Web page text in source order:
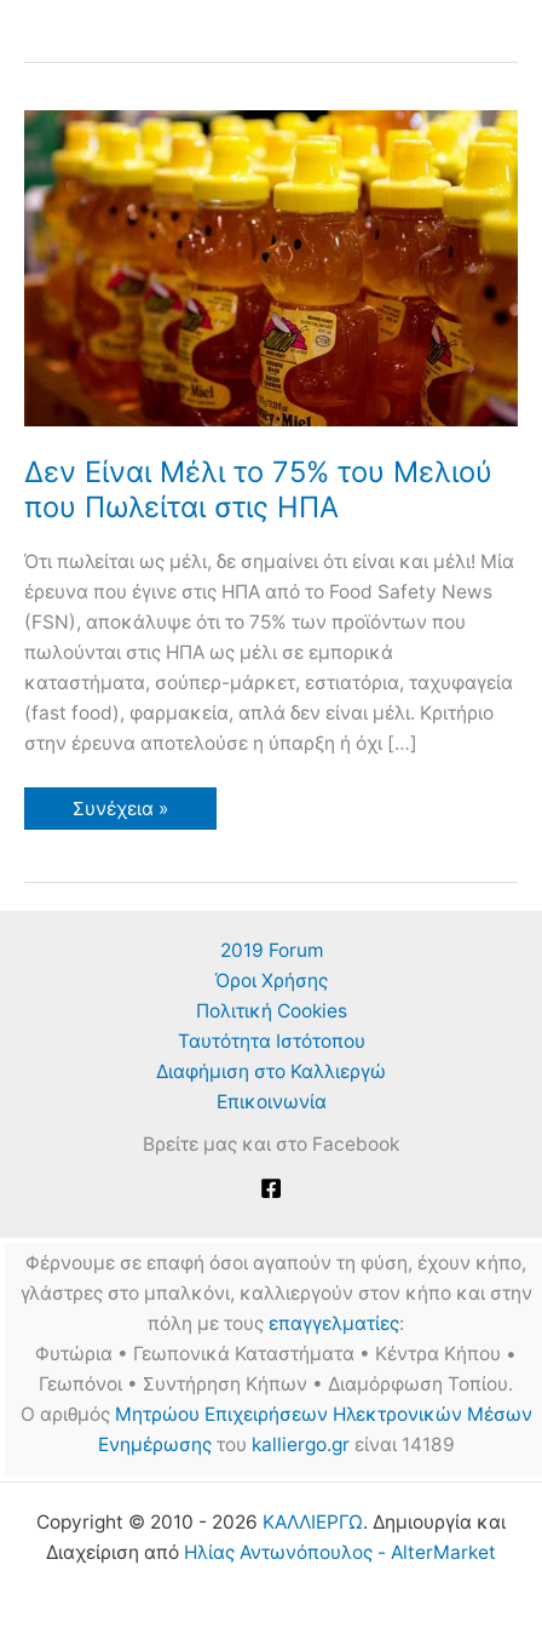
Δεν Είναι Μέλι το 75% του Μελιού
που Πωλείται στις ΗΠΑ
Ότι πωλείται ως μέλι, δε σημαίνει ότι είναι και μέλι! Μία
έρευνα που έγινε στις ΗΠΑ από το Food Safety News
(FSN), αποκάλυψε ότι το 75% των προϊόντων που
πωλούνται στις ΗΠΑ ως μέλι σε εμπορικά
καταστήματα, σούπερ-μάρκετ, εστιατόρια, ταχυφαγεία
(fast food), φαρμακεία, απλά δεν είναι μέλι. Κριτήριο
στην έρευνα αποτελούσε η ύπαρξη ή όχι […]
Δεν
Είναι
75%
Συνέχεια »
2019 Forum
Όροι Χρήσης
Πολιτική Cookies
Ταυτότητα Ιστότοπου
Διαφήμιση στο Καλλιεργώ
Επικοινωνία
Βρείτε μας και στο Facebook
Φέρνουμε σε επαφή όσοι αγαπούν τη φύση, έχουν κήπο,
γλάστρες στο μπαλκόνι, καλλιεργούν στον κήπο και στην
πόλη με τους επαγγελματίες:
Φυτώρια • Γεωπονικά Καταστήματα • Κέντρα Κήπου •
Γεωπόνοι • Συντήρηση Κήπων • Διαμόρφωση Τοπίου.
Ο αριθμός Μητρώου Επιχειρήσεων Ηλεκτρονικών Μέσων
Ενημέρωσηςτου kalliergo.grείναι 14189
Copyright © 2010 - 2026 ΚΑΛΛΙΕΡΓΩ. Δημιουργία και
Διαχείριση από Ηλίας Αντωνόπουλος - AlterMarket